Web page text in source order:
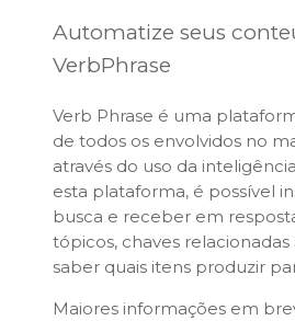
Automatize seus
VerbPhrase
Verb Phrase é uma
de todos os envolvidos no
através do uso da
esta plataforma, é possível
busca e receber em
tópicos, chaves relacionadas
saber quais itens produzir
Maiores informações em